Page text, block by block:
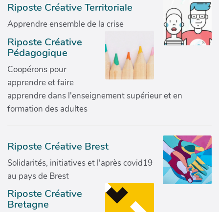
Riposte Créative Territoriale
Apprendre ensemble de la crise
Riposte Créative
Pédagogique
Coopérons pour
apprendre et faire
apprendre dans l'enseignement supérieur et en
formation des adultes
Riposte Créative Brest
Solidarités, initiatives et l'après covid19
au pays de Brest
Riposte Créative
Bretagne